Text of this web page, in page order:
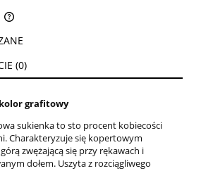
KOSZTÓW PŁATNOŚCI
(0)
grafitowy
sukienka to sto procent kobiecości
Charakteryzuje się kopertowym
zwężającą się przy rękawach i
dołem. Uszyta z rozciągliwego